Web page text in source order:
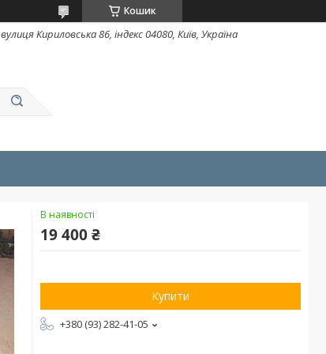
Кошик
вулиця Кириловська 86, індекс 04080, Київ, Україна
В наявності
19 400 ₴
Купити
+380 (93) 282-41-05